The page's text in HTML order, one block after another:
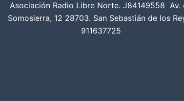
Asociación Radio Libre Norte. J84149558Av.
Somosierra, 12 28703. San Sebastián de los
911637725